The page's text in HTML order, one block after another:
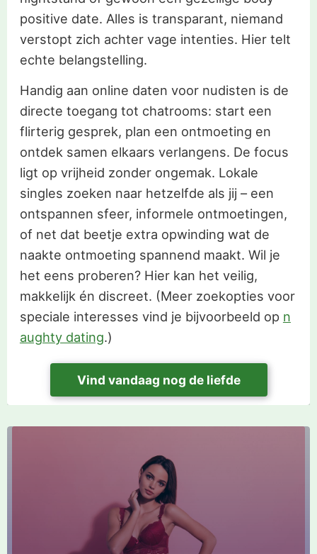
positive date. Alles is transparant, niemand
verstopt zich achter vage intenties. Hier telt
echte belangstelling.
Handig aan online daten voor nudisten is de
directe toegang tot chatrooms: start een
flirterig gesprek, plan een ontmoeting en
ontdek samen elkaars verlangens. De focus
ligt op vrijheid zonder ongemak. Lokale
singles zoeken naar hetzelfde als jij – een
ontspannen sfeer, informele ontmoetingen,
of net dat beetje extra opwinding wat de
naakte ontmoeting spannend maakt. Wil je
het eens proberen? Hier kan het veilig,
makkelijk én discreet. (Meer zoekopties voor
speciale interesses vind je bijvoorbeeld op n
aughty dating.)
Vind vandaag nog de liefde